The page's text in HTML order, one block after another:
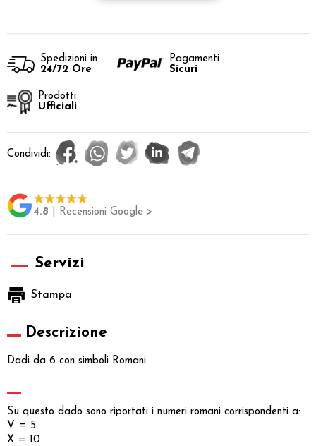
Spedizioni in
24/72 Ore
Pagamenti
Sicuri
Prodotti
Ufficiali
Condividi:
4.8 | Recensioni Google >
Servizi
Stampa
Descrizione
Dadi da 6 con simboli Romani
Su questo dado sono riportati i numeri romani corrispondenti a:
V = 5
X = 10